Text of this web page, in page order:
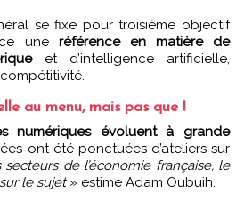
se fixe pour troisième objectif
une référence en matière de
et d’intelligence artificielle,
au menu, mais pas que !
numériques évoluent à grande
ont été ponctuées d’ateliers sur
de l’économie française, le
le sujet» estime Adam Oubuih.